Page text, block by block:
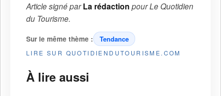
Article signé parLa rédaction pourLe Quotidien
du Tourisme.
Sur le même thème : Tendance
LIRE SUR QUOTIDIENDUTOURISME.COM
À lire aussi